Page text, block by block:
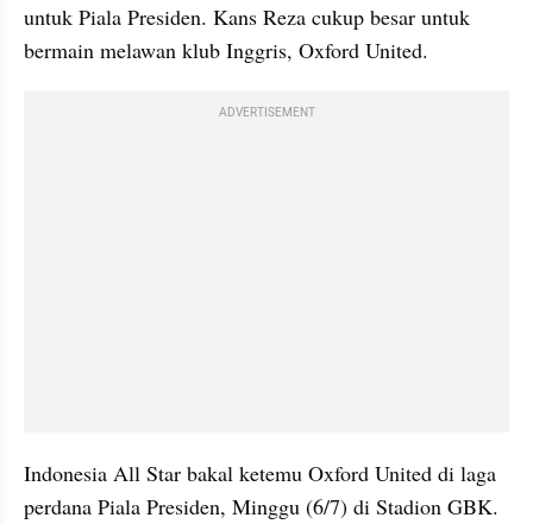
untuk Piala Presiden. Kans Reza cukup besar untuk
bermain melawan klub Inggris, Oxford United.
ADVERTISEMENT
Indonesia All Star bakal ketemu Oxford United di laga
perdana Piala Presiden, Minggu (6/7) di Stadion GBK.